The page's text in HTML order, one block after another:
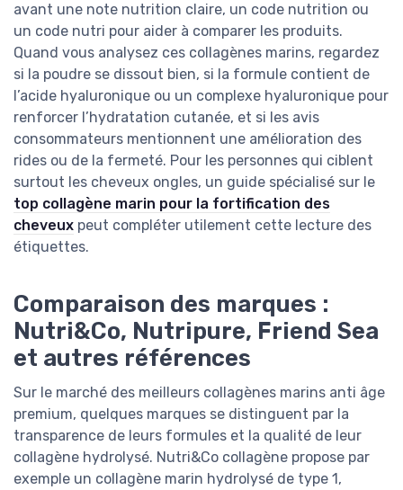
avant une note nutrition claire, un code nutrition ou
un code nutri pour aider à comparer les produits.
Quand vous analysez ces collagènes marins, regardez
si la poudre se dissout bien, si la formule contient de
l’acide hyaluronique ou un complexe hyaluronique pour
renforcer l’hydratation cutanée, et si les avis
consommateurs mentionnent une amélioration des
rides ou de la fermeté. Pour les personnes qui ciblent
surtout les cheveux ongles, un guide spécialisé sur le
top collagène marin pour la fortification des
cheveux peut compléter utilement cette lecture des
étiquettes.
Comparaison des marques :
Nutri&Co, Nutripure, Friend Sea
et autres références
Sur le marché des meilleurs collagènes marins anti âge
premium, quelques marques se distinguent par la
transparence de leurs formules et la qualité de leur
collagène hydrolysé. Nutri&Co collagène propose par
exemple un collagène marin hydrolysé de type 1,